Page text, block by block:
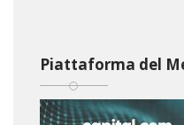
Piattaforma del